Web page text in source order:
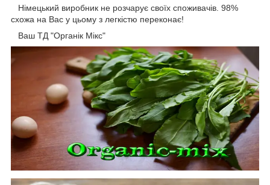
Німецький виробник не розчарує своїх споживачів. 98%
схожа на Вас у цьому з легкістю переконає!
Ваш ТД "Органік Мікс"